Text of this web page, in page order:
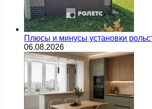
Плюсы и минусы установки
06.08.2026